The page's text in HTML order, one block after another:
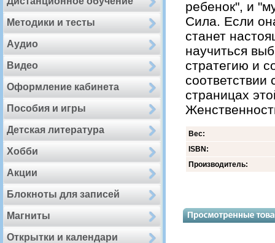
Методики и тесты
Аудио
Видео
Оформление кабинета
Пособия и игры
Детская литература
Хобби
Акции
Блокноты для записей
Магниты
Открытки и календари
ребенок", и
Сила. Если
станет
научиться
стратегию и
страницах
Вес:
ISBN:
Производитель: